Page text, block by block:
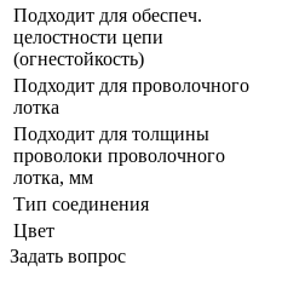
Подходит для обеспеч.
целостности цепи
(огнестойкость)
Подходит для проволочного
лотка
Подходит для толщины
проволоки проволочного
лотка, мм
Тип соединения
Цвет
Задать вопрос